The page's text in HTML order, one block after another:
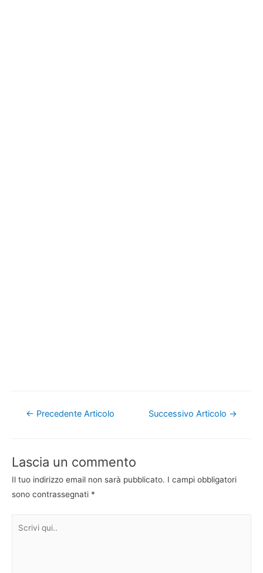
Navigazione
← Precedente Articolo Successivo Articolo →
Lascia un commento
Il tuo indirizzo email non sarà pubblicato. I campi obbligatori
sono contrassegnati *